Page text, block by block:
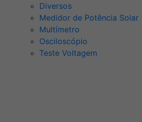
Diversos
Medidor de Potência Solar
Multímetro
Osciloscópio
Teste Voltagem